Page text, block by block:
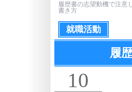
履歴書の志望動機で注意
書き方
就職活動
履
10